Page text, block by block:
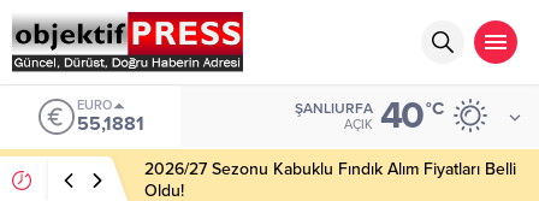
EURO
55,1881
ŞANLIURFA
AÇIK 40°C
2026/27 Sezonu Kabuklu Fındık Alım Fiyatları Belli
Oldu!